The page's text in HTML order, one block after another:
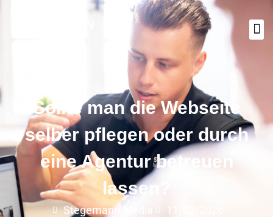
Sollte man die Webseite
selber pflegen oder durch
eine Agentur betreuen
lassen?
Stegemann Media 11/02/2026